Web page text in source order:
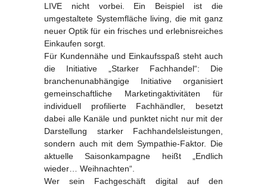
LIVE nicht vorbei. Ein Beispiel ist die
umgestaltete Systemfläche living, die mit ganz
neuer Optik für ein frisches und erlebnisreiches
Einkaufen sorgt.
Für Kundennähe und Einkaufsspaß steht auch
die Initiative „Starker Fachhandel“: Die
branchenunabhängige Initiative organisiert
gemeinschaftliche Marketingaktivitäten für
individuell profilierte Fachhändler, besetzt
dabei alle Kanäle und punktet nicht nur mit der
Darstellung starker Fachhandelsleistungen,
sondern auch mit dem Sympathie-Faktor. Die
aktuelle Saisonkampagne heißt „Endlich
wieder… Weihnachten“.
Wer sein Fachgeschäft digital auf den